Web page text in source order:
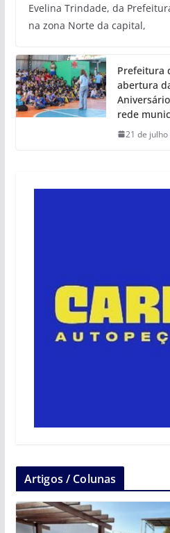
Evelina Trindade, da
na zona Norte da capital,
Prefeitura
abertura
Aniversário
rede
21 de
Artigos / Colunas